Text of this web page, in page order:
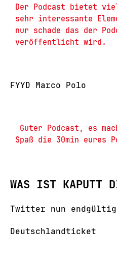
Der Podcast bietet
sehr interessante
nur schade das der
FYYD Marco Polo
WAS IST KAPUTT
Twitter nun endgültig
Deutschlandticket